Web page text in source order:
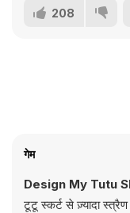
208
गेम
Design My Tutu
टूटू स्कर्ट से ज़्यादा